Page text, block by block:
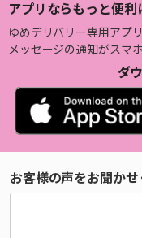
アプリならもっと便利
ゆめデリバリー専用アプリ
メッセージの通知がスマ
ダ
お客様の声をお聞かせ